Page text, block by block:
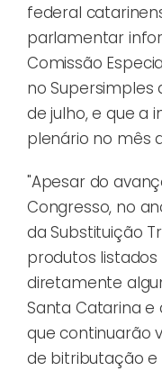
federal
parlamentar
Comissão
no Supersimples
de julho, e que a
plenário no mês
"Apesar do
Congresso, no
da Substituição
produtos
diretamente
Santa Catarina e
que continuarão
de bitributação